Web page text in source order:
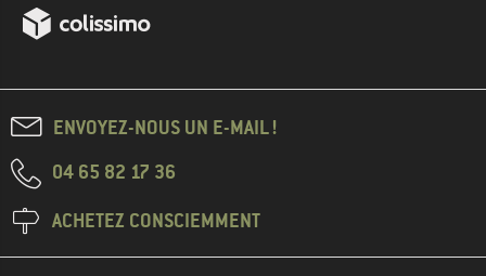
ENVOYEZ-NOUS UN E-MAIL !
04 65 82 17 36
ACHETEZ CONSCIEMMENT